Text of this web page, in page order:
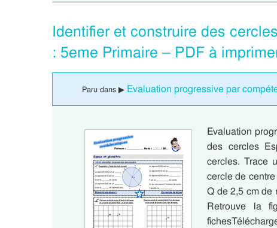
Identifier et construire des
: 5eme Primaire – PDF à
Paru dans ▶ Evaluation progressive par
Evaluation
des cercles
cercles. Trace
cercle de
Q de 2,5 cm de
Retrouve la